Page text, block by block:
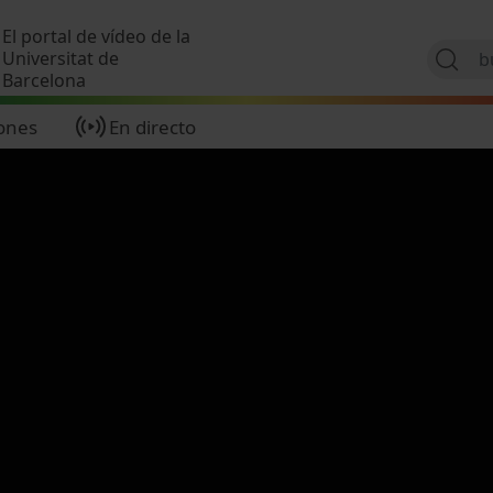
El portal de vídeo de la
Universitat de
Barcelona
En directo